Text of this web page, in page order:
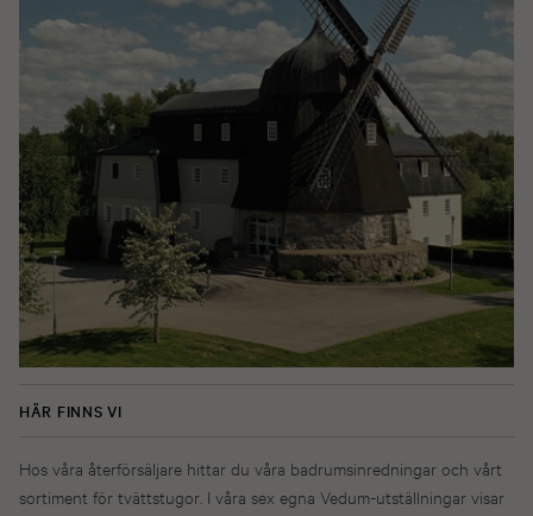
HÄR FINNS VI
Hos våra återförsäljare hittar du våra badrumsinredningar och vårt
sortiment för tvättstugor. I våra sex egna Vedum-utställningar visar